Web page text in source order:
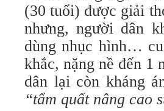
(30 tuổi) được giải
nhưng, người dân
dùng nhục hình…
khắc, nặng nề đến 1
dân lại còn kháng
“tẩm quất nâng cao